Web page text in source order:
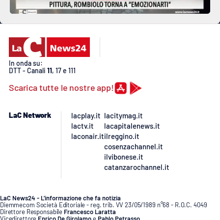
In onda su:
DTT - Canali 11, 17 e 111
Scarica tutte le nostre app!
LaC Network
lacplay.it
lactv.it
laconair.it
lacitymag.it
lacapitalenews.it
ilreggino.it
cosenzachannel.it
ilvibonese.it
catanzarochannel.it
LaC News24 - L’informazione che fa notizia
Diemmecom Società Editoriale - reg. trib. VV 23/05/1989 n°68 - R.O.C. 4049
Direttore Responsabile Francesco Laratta